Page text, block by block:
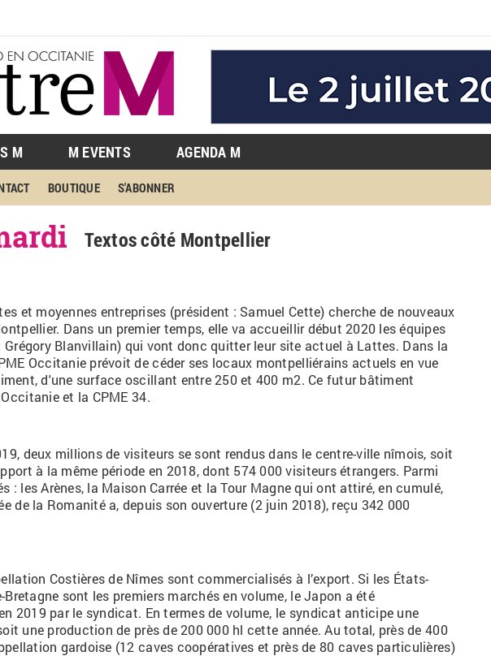
M M EVENTS AGENDA M
BOUTIQUE S'ABONNER
Textos côté Montpellier
et moyennes entreprises (président : Samuel Cette) cherche de nouveaux
Dans un premier temps, elle va accueillir début 2020 les équipes
Grégory Blanvillain) qui vont donc quitter leur site actuel à Lattes. Dans la
Occitanie prévoit de céder ses locaux montpelliérains actuels en vue
d'une surface oscillant entre 250 et 400 m2. Ce futur bâtiment
et la CPME 34.
deux millions de visiteurs se sont rendus dans le centre-ville nîmois, soit
à la même période en 2018, dont 574 000 visiteurs étrangers. Parmi
: les Arènes, la Maison Carrée et la Tour Magne qui ont attiré, en cumulé,
de la Romanité a, depuis son ouverture (2 juin 2018), reçu 342 000
Costières de Nîmes sont commercialisés à l’export. Si les États-
Bretagne sont les premiers marchés en volume, le Japon a été
2019 par le syndicat. En termes de volume, le syndicat anticipe une
une production de près de 200 000 hl cette année. Au total, près de 400
gardoise (12 caves coopératives et près de 80 caves particulières)